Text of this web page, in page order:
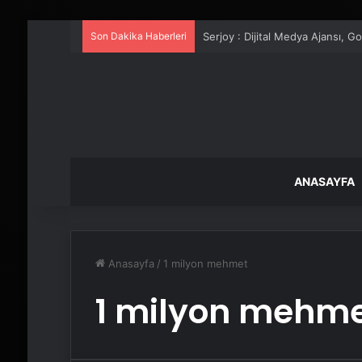
Son Dakika Haberleri Serjoy : Dijital Medya Ajansı,
ANASAYFA
Anasayfa / 1 milyon mehmet
1 milyon